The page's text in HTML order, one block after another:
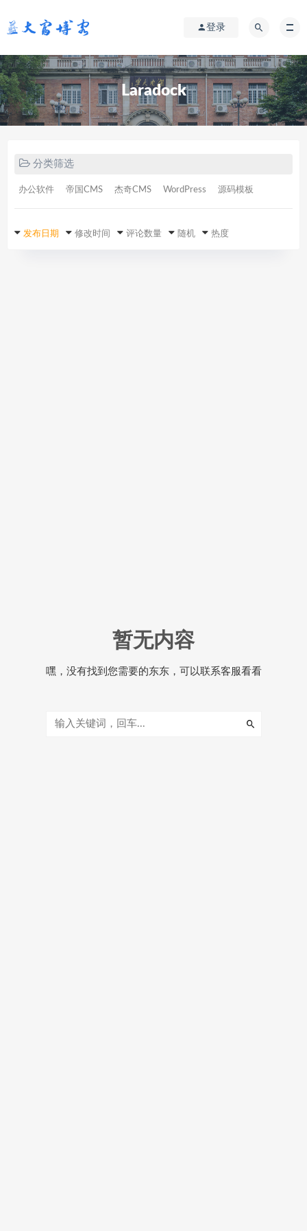
登录
Laradock
分类筛选
办公软件 帝国CMS 杰奇CMS WordPress 源码模板
发布日期 修改时间 评论数量 随机 热度
暂无内容
嘿，没有找到您需要的东东，可以联系客服看看